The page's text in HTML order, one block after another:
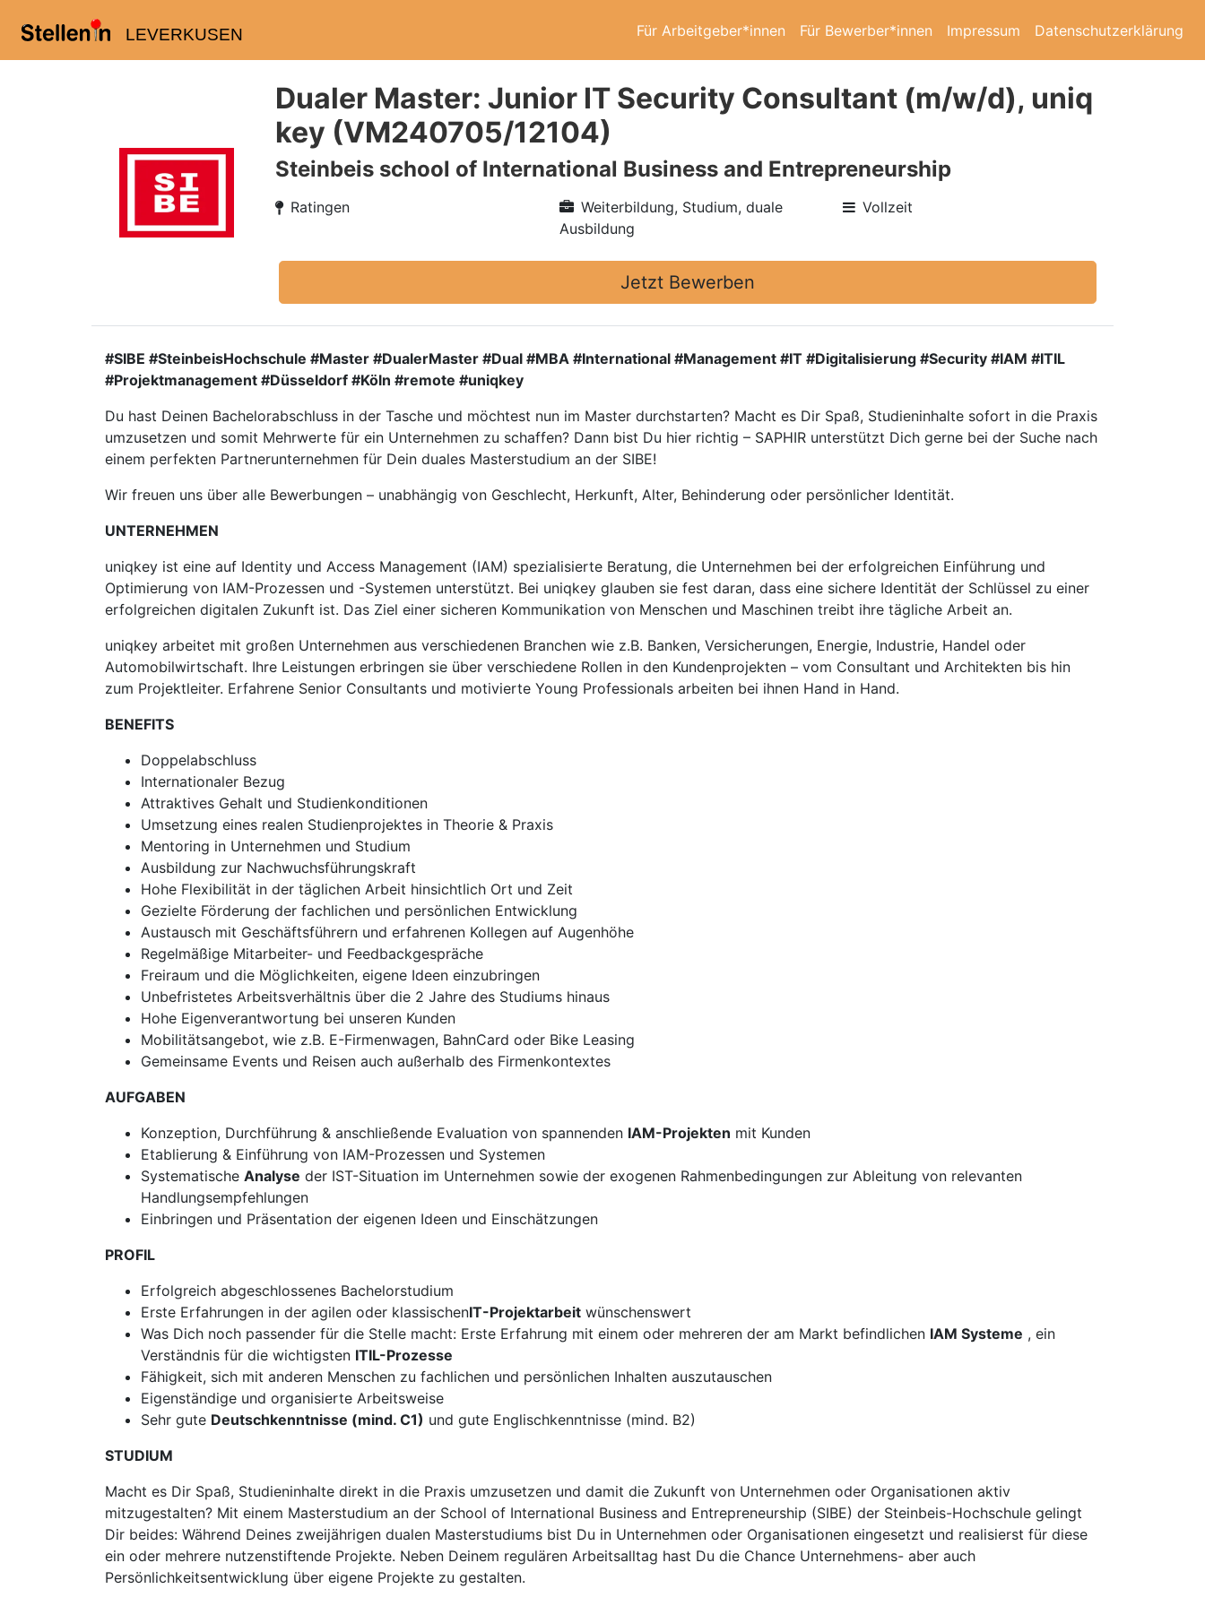
LEVERKUSEN Für Arbeitgeber*innen Für Bewerber*innen Impressum Datenschutzerklärung
Dualer Master: Junior IT Security Consultant (m/w/d), uniq
key (VM240705/12104)
Steinbeis school of International Business and Entrepreneurship
Ratingen
Weiterbildung, Studium, duale
Ausbildung
Vollzeit
Jetzt Bewerben
#SIBE #SteinbeisHochschule #Master #DualerMaster #Dual #MBA #International #Management #IT #Digitalisierung #Security #IAM #ITIL
#Projektmanagement #Düsseldorf #Köln #remote #uniqkey
Du hast Deinen Bachelorabschluss in der Tasche und möchtest nun im Master durchstarten? Macht es Dir Spaß, Studieninhalte sofort in die Praxis
umzusetzen und somit Mehrwerte für ein Unternehmen zu schaffen? Dann bist Du hier richtig – SAPHIR unterstützt Dich gerne bei der Suche nach
einem perfekten Partnerunternehmen für Dein duales Masterstudium an der SIBE!
Wir freuen uns über alle Bewerbungen – unabhängig von Geschlecht, Herkunft, Alter, Behinderung oder persönlicher Identität.
UNTERNEHMEN
uniqkey ist eine auf Identity und Access Management (IAM) spezialisierte Beratung, die Unternehmen bei der erfolgreichen Einführung und
Optimierung von IAM-Prozessen und -Systemen unterstützt. Bei uniqkey glauben sie fest daran, dass eine sichere Identität der Schlüssel zu einer
erfolgreichen digitalen Zukunft ist. Das Ziel einer sicheren Kommunikation von Menschen und Maschinen treibt ihre tägliche Arbeit an.
uniqkey arbeitet mit großen Unternehmen aus verschiedenen Branchen wie z.B. Banken, Versicherungen, Energie, Industrie, Handel oder
Automobilwirtschaft. Ihre Leistungen erbringen sie über verschiedene Rollen in den Kundenprojekten – vom Consultant und Architekten bis hin
zum Projektleiter. Erfahrene Senior Consultants und motivierte Young Professionals arbeiten bei ihnen Hand in Hand.
BENEFITS
Doppelabschluss
Internationaler Bezug
Attraktives Gehalt und Studienkonditionen
Umsetzung eines realen Studienprojektes in Theorie & Praxis
Mentoring in Unternehmen und Studium
Ausbildung zur Nachwuchsführungskraft
Hohe Flexibilität in der täglichen Arbeit hinsichtlich Ort und Zeit
Gezielte Förderung der fachlichen und persönlichen Entwicklung
Austausch mit Geschäftsführern und erfahrenen Kollegen auf Augenhöhe
Regelmäßige Mitarbeiter- und Feedbackgespräche
Freiraum und die Möglichkeiten, eigene Ideen einzubringen
Unbefristetes Arbeitsverhältnis über die 2 Jahre des Studiums hinaus
Hohe Eigenverantwortung bei unseren Kunden
Mobilitätsangebot, wie z.B. E-Firmenwagen, BahnCard oder Bike Leasing
Gemeinsame Events und Reisen auch außerhalb des Firmenkontextes
AUFGABEN
Konzeption, Durchführung & anschließende Evaluation von spannenden IAM-Projekten mit Kunden
Etablierung & Einführung von IAM-Prozessen und Systemen
Systematische Analyse der IST-Situation im Unternehmen sowie der exogenen Rahmenbedingungen zur Ableitung von relevanten
Handlungsempfehlungen
Einbringen und Präsentation der eigenen Ideen und Einschätzungen
PROFIL
Erfolgreich abgeschlossenes Bachelorstudium
Erste Erfahrungen in der agilen oder klassischenIT-Projektarbeit wünschenswert
Was Dich noch passender für die Stelle macht: Erste Erfahrung mit einem oder mehreren der am Markt befindlichen IAM Systeme , ein
Verständnis für die wichtigsten ITIL-Prozesse
Fähigkeit, sich mit anderen Menschen zu fachlichen und persönlichen Inhalten auszutauschen
Eigenständige und organisierte Arbeitsweise
Sehr gute Deutschkenntnisse (mind. C1) und gute Englischkenntnisse (mind. B2)
STUDIUM
Macht es Dir Spaß, Studieninhalte direkt in die Praxis umzusetzen und damit die Zukunft von Unternehmen oder Organisationen aktiv
mitzugestalten? Mit einem Masterstudium an der School of International Business and Entrepreneurship (SIBE) der Steinbeis-Hochschule gelingt
Dir beides: Während Deines zweijährigen dualen Masterstudiums bist Du in Unternehmen oder Organisationen eingesetzt und realisierst für diese
ein oder mehrere nutzenstiftende Projekte. Neben Deinem regulären Arbeitsalltag hast Du die Chance Unternehmens- aber auch
Persönlichkeitsentwicklung über eigene Projekte zu gestalten.